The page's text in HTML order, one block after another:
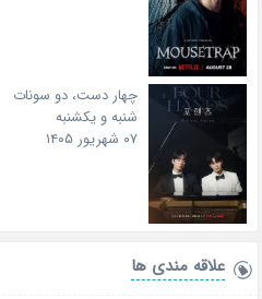
چهار دست، دو سونات
شنبه و یکشنبه
۰۷ شهریور ۱۴۰۵
علاقه‌ مندی ها